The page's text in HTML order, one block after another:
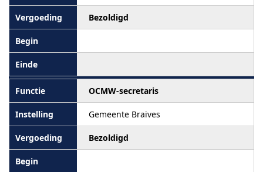
Bezoldigd
OCMW-secretaris
Gemeente Braives
Bezoldigd